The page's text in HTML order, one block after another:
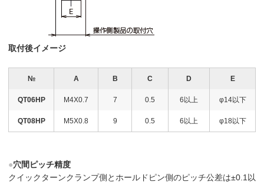
取付後イメージ
№ A B C D E
QT06HP M4X0.7 7 0.5 6以上 φ14以下
QT08HP M5X0.8 9 0.5 6以上 φ18以下
●穴間ピッチ精度
クイックターンクランプ側とホールドピン側のピッチ公差は±0.1以